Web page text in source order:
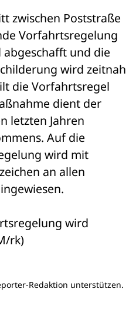
zwischen Poststraße
Vorfahrtsregelung
abgeschafft und die
wird zeitnah
die Vorfahrtsregel
dient der
letzten Jahren
Auf die
wird mit
an allen
wird
rk)
Redaktion unterstützen.